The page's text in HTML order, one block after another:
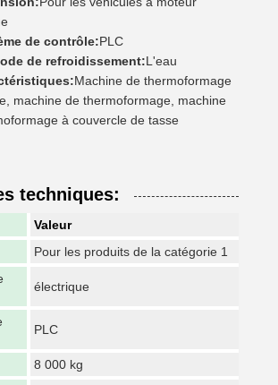
de contrôle:PLC
de refroidissement:L'eau
Machine de thermoformage
machine de thermoformage, machine
à couvercle de tasse
techniques:
Valeur
Pour les produits de la catégorie 1
électrique
PLC
8 000 kg